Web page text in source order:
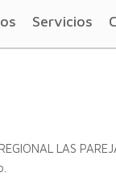
Servicios
LAS